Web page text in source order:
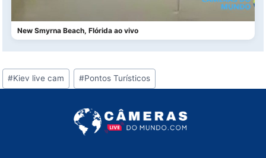
New Smyrna Beach, Flórida ao vivo
Tags
do
#Kiev live cam #Pontos Turísticos